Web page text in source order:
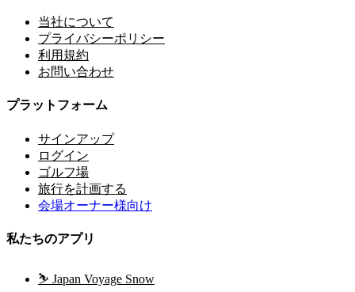
当社について
プライバシーポリシー
利用規約
お問い合わせ
プラットフォーム
サインアップ
ログイン
ゴルフ場
旅行を計画する
会場オーナー様向け
私たちのアプリ
⛷️ Japan Voyage Snow